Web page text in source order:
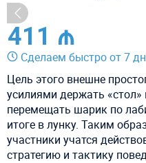
411 ₼
Сделаем быстро от 7
Цель этого внешне
усилиями держать «стол»
перемещать шарик по
итоге в лунку. Таким
участники учатся
стратегию и тактику